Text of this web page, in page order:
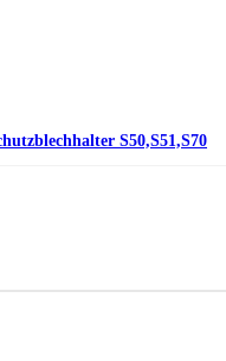
S50,S51,S70